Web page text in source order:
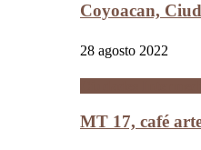
Coyoacan,
28 agosto 2022
MT 17, café